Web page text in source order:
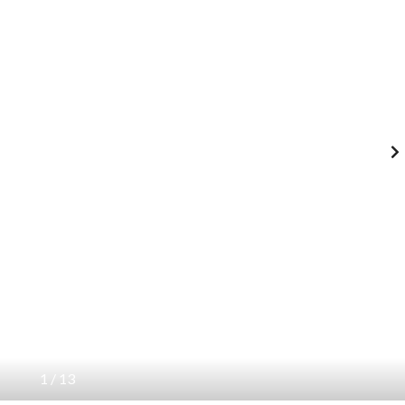
1 / 13